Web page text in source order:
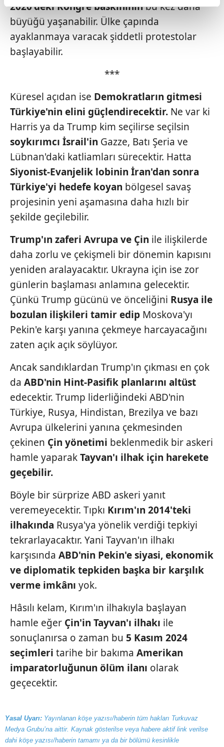
reklamların maliyetlerimizi karşılamak noktasında tek gelir
kalemimiz olduğunu sizlere hatırlatmak isteriz.
Her halükârda, kullanıcılar, bu çerezlere izin vermedikleri
takdirde, kullanıcılara hedefli reklamlar
Sizlere daha iyi bir hizmet sunabilmek için İnternet
Sitemizde kendimize ve üçüncü kişilere ait çerezler
kullanılmaktadır. Bu çerezler vasıtasıyla çeşitli kişisel
verileriniz işlenmekte olup gerekli olan çerezler bilgi
toplumu hizmetlerinin sunulması amacıyla
kullanılmaktadır. Diğer çerezler, sitemizin daha işlevsel
kılınması ve kişiselleştirilmesi ve sizlere yönelik
reklam/pazarlama faaliyetlerinin yapılması, amaçlarıyla
sınırlı olarak açık rızanız dahilinde kullanılacaktır.
Çerezlere ilişkin tercihlerinizi aşağıda yer alan panel
vasıtasıyla belirleyebilirsiniz. Çerezlere ilişkin detaylı bilgi
için Ayarlar butonuna tıklayabilir,Çerez Bilgilendirme
Metnimizi
ziyaret edebilirsiniz.
6698 sayılı Kişisel Verilerin Korunması Kanunu uyarınca
hazırlanmış Aydınlatma Metnimizi okumak ve sitemizde
ilgili mevzuata uygun olarak kullanılan çerezlerle ilgili bilgi
almak için lütfen tıklayınız
2020'deki Kongre baskınınınbu kez daha
büyüğü yaşanabilir. Ülke çapında
ayaklanmaya varacak şiddetli protestolar
başlayabilir.
***
Küresel açıdan ise Demokratların gitmesi
Türkiye'nin elini güçlendirecektir. Ne var ki
Harris ya da Trump kim seçilirse seçilsin
soykırımcı İsrail'in Gazze, Batı Şeria ve
Lübnan'daki katliamları sürecektir. Hatta
Siyonist-Evanjelik lobinin İran'dan sonra
Türkiye'yi hedefe koyan bölgesel savaş
projesinin yeni aşamasına daha hızlı bir
şekilde geçilebilir.
Trump'ın zaferi Avrupa ve Çin ile ilişkilerde
daha zorlu ve çekişmeli bir dönemin kapısını
yeniden aralayacaktır. Ukrayna için ise zor
günlerin başlaması anlamına gelecektir.
Çünkü Trump gücünü ve önceliğini Rusya ile
bozulan ilişkileri tamir edip Moskova'yı
Pekin'e karşı yanına çekmeye harcayacağını
zaten açık açık söylüyor.
Ancak sandıklardan Trump'ın çıkması en çok
da ABD'nin Hint-Pasifik planlarını altüst
edecektir. Trump liderliğindeki ABD'nin
Türkiye, Rusya, Hindistan, Brezilya ve bazı
Avrupa ülkelerini yanına çekmesinden
çekinen Çin yönetimi beklenmedik bir askeri
hamle yaparakTayvan'ı ilhak için harekete
geçebilir.
Böyle bir sürprize ABD askeri yanıt
veremeyecektir. Tıpkı Kırım'ın 2014'teki
ilhakında Rusya'ya yönelik verdiği tepkiyi
tekrarlayacaktır. Yani Tayvan'ın ilhakı
karşısında ABD'nin Pekin'e siyasi, ekonomik
ve diplomatiktepkiden başka bir karşılık
verme imkânı yok.
Hâsılı kelam, Kırım'ın ilhakıyla başlayan
hamle eğer Çin'in Tayvan'ı ilhakı ile
sonuçlanırsa o zaman bu 5 Kasım 2024
seçimleri tarihe bir bakıma Amerikan
imparatorluğunun ölüm ilanı olarak
geçecektir.
Yasal Uyarı: Yayınlanan köşe yazısı/haberin tüm hakları Turkuvaz
Medya Grubu’na aittir. Kaynak gösterilse veya habere aktif link verilse
dahi köşe yazısı/haberin tamamı ya da bir bölümü kesinlikle